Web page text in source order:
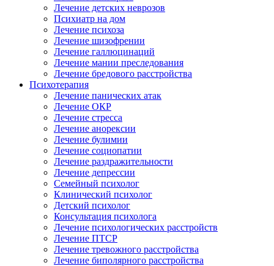
Лечение детских неврозов
Психиатр на дом
Лечение психоза
Лечение шизофрении
Лечение галлюцинаций
Лечение мании преследования
Лечение бредового расстройства
Психотерапия
Лечение панических атак
Лечение ОКР
Лечение стресса
Лечение анорексии
Лечение булимии
Лечение социопатии
Лечение раздражительности
Лечение депрессии
Семейный психолог
Клинический психолог
Детский психолог
Консультация психолога
Лечение психологических расстройств
Лечение ПТСР
Лечение тревожного расстройства
Лечение биполярного расстройства